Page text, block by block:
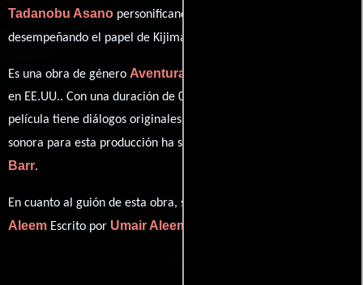
Tadanobu Asano personificando a Renji y
desempeñando el papel de Kijima (
Es una obra de género Aventura
en EE.UU.. Con una duración de 01 hr 46 min (106 minutos), esta
película tiene diálogos originales en
sonora para esta producción ha sido compuesta por
Barr.
En cuanto al guión de esta obra, se encuentra a cargo de
Aleem Escrito por Umair Aleem